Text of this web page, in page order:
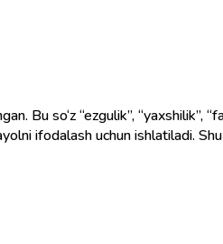
ifodalash uchun ishlatiladi.